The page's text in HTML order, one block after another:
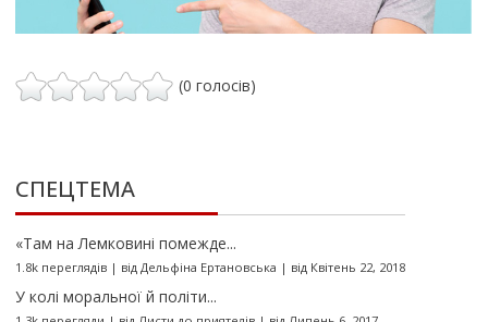
(0 голосів)
СПЕЦТЕМА
«Там на Лемковині помежде...
1.8k переглядів| від Дельфіна Ертановська | від Квітень 22, 2018
У колі моральної й політи...